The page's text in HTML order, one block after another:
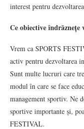
interest pentru
Ce obiective
Vrem ca SPORTS
activ pentru dezvoltarea
Sunt multe lucruri care
modul în care se face
management sportiv. Ne
sportive importante și,
FESTIVAL.